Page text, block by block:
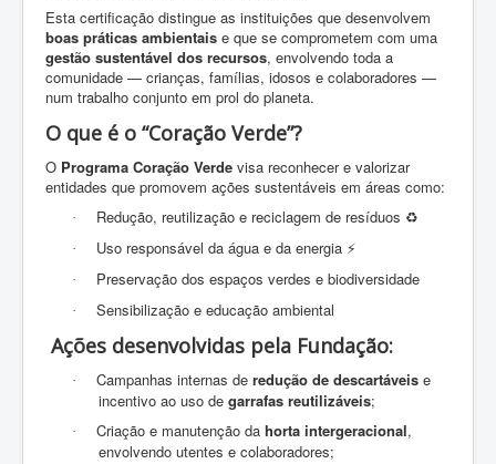
Esta certificação distingue as instituições que desenvolvem
boas práticas ambientais e que se comprometem com uma
gestão sustentável dos recursos, envolvendo toda a
comunidade — crianças, famílias, idosos e colaboradores —
num trabalho conjunto em prol do planeta.
O que é o “Coração Verde”?
O Programa Coração Verde visa reconhecer e valorizar
entidades que promovem ações sustentáveis em áreas como:
· Redução, reutilização e reciclagem de resíduos ♻️
·
Uso responsável da água e da energia ⚡
·
Preservação dos espaços verdes e biodiversidade
· Sensibilização e educação ambiental
Ações desenvolvidas pela Fundação:
· Campanhas internas de redução de descartáveis e
incentivo ao uso de garrafas reutilizáveis;
· Criação e manutenção da horta intergeracional,
envolvendo utentes e colaboradores;